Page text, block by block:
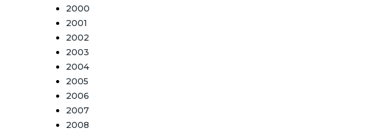
2000
2001
2002
2003
2004
2005
2006
2007
2008